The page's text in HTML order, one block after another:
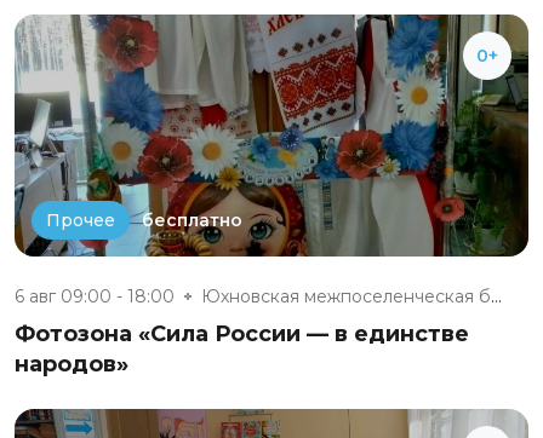
0+
Прочее бесплатно
6 авг 09:00 - 18:00 Юхновская межпоселенческая биб...
Фотозона «Сила России — в единстве
народов»